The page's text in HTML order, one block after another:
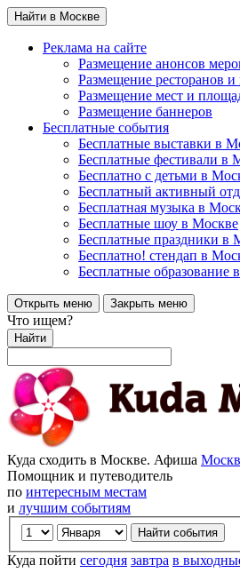
Найти в Москве
Реклама на сайте
Размещение анонсов
Размещение ресторанов и
Размещение мест и
Размещение баннеров
Бесплатные события
Бесплатные выставки в
Бесплатные фестивали в
Бесплатно с детьми в
Бесплатный активный
Бесплатная музыка в
Бесплатные шоу в Москве
Бесплатные праздники в
Бесплатно! стендап в
Бесплатные образование
Открыть меню Закрыть меню
Что ищем?
Найти
Куда сходить в Москве. Афиша
Помощник и путеводитель
по интересным местам
и лучшим событиям
Куда пойти сегодня завтра в